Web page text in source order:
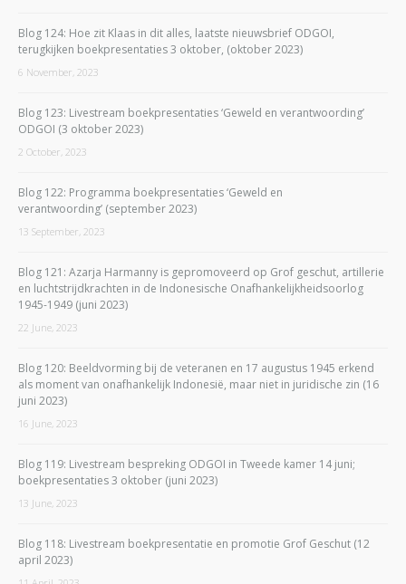
Blog 124: Hoe zit Klaas in dit alles, laatste nieuwsbrief ODGOI,
terugkijken boekpresentaties 3 oktober, (oktober 2023)
6 November, 2023
Blog 123: Livestream boekpresentaties ‘Geweld en verantwoording’
ODGOI (3 oktober 2023)
2 October, 2023
Blog 122: Programma boekpresentaties ‘Geweld en
verantwoording’ (september 2023)
13 September, 2023
Blog 121: Azarja Harmanny is gepromoveerd op Grof geschut, artillerie
en luchtstrijdkrachten in de Indonesische Onafhankelijkheidsoorlog
1945-1949 (juni 2023)
22 June, 2023
Blog 120: Beeldvorming bij de veteranen en 17 augustus 1945 erkend
als moment van onafhankelijk Indonesië, maar niet in juridische zin (16
juni 2023)
16 June, 2023
Blog 119: Livestream bespreking ODGOI in Tweede kamer 14 juni;
boekpresentaties 3 oktober (juni 2023)
13 June, 2023
Blog 118: Livestream boekpresentatie en promotie Grof Geschut (12
april 2023)